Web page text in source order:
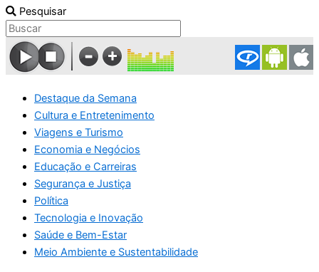
Pesquisar
Destaque da Semana
Cultura e Entretenimento
Viagens e Turismo
Economia e Negócios
Educação e Carreiras
Segurança e Justiça
Política
Tecnologia e Inovação
Saúde e Bem-Estar
Meio Ambiente e Sustentabilidade